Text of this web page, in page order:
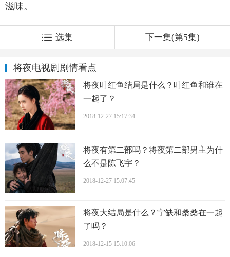
滋味。
选集 下一集(第5集)
将夜电视剧剧情看点
将夜叶红鱼结局是什么？叶红鱼和谁在
一起了？
2018-12-27 15:17:34
将夜有第二部吗？将夜第二部男主为什
么不是陈飞宇？
2018-12-27 15:07:45
将夜大结局是什么？宁缺和桑桑在一起
了吗？
2018-12-15 15:10:06